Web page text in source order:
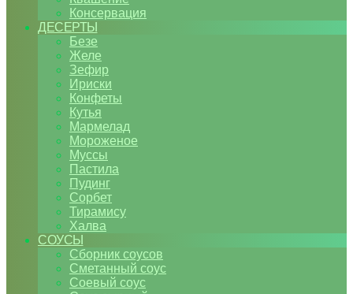
Консервация
ДЕСЕРТЫ
Безе
Желе
Зефир
Ириски
Конфеты
Кутья
Мармелад
Мороженое
Муссы
Пастила
Пудинг
Сорбет
Тирамису
Халва
СОУСЫ
Сборник соусов
Сметанный соус
Соевый соус